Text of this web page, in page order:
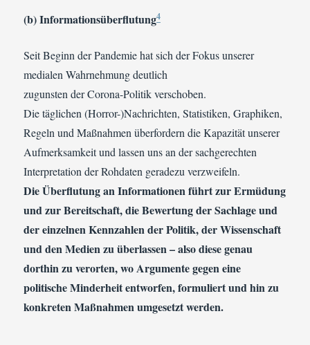
(b) Informationsüberflutung4
Seit Beginn der Pandemie hat sich der Fokus unserer
medialen Wahrnehmung deutlich
zugunsten der Corona-Politik verschoben.
Die täglichen (Horror-)Nachrichten, Statistiken, Graphiken,
Regeln und Maßnahmen überfordern die Kapazität unserer
Aufmerksamkeit und lassen uns an der sachgerechten
Interpretation der Rohdaten geradezu verzweifeln.
Die Überflutung an Informationen führt zur Ermüdung
und zur Bereitschaft, die Bewertung der Sachlage und
der einzelnen Kennzahlen der Politik, der Wissenschaft
und den Medien zu überlassen – also diese genau
dorthin zu verorten, wo Argumente gegen eine
politische Minderheit entworfen, formuliert und hin zu
konkreten Maßnahmen umgesetzt werden.